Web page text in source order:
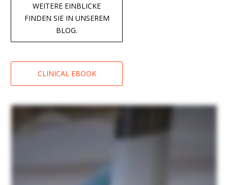
WEITERE EINBLICKE
FINDEN SIE IN UNSEREM
BLOG.
CLINICAL EBOOK